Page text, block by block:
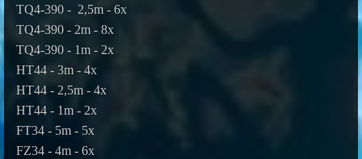
TQ4-390 - 2,5m - 6x
TQ4-390 - 2m - 8x
TQ4-390 - 1m - 2x
HT44 - 3m - 4x
HT44 - 2,5m - 4x
HT44 - 1m - 2x
FT34 - 5m - 5x
FZ34 - 4m - 6x